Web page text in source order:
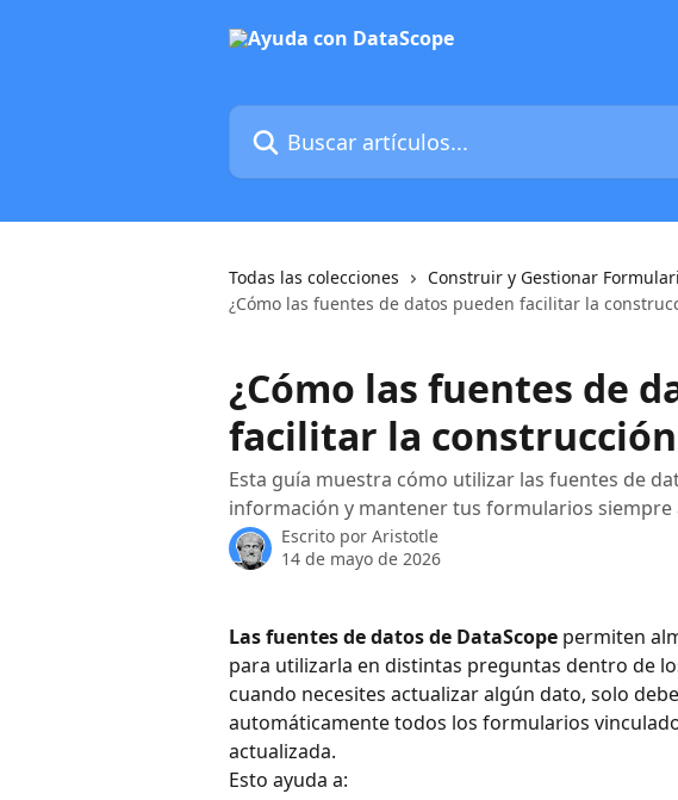
Buscar artículos...
Todas las colecciones Construir y Gestionar
¿Cómo las fuentes de datos pueden facilitar la
¿Cómo las fuentes de
facilitar la
Esta guía muestra cómo utilizar las fuentes de
información y mantener tus formularios siempre
Escrito por Aristotle
14 de mayo de 2026
Las fuentes de datos de DataScope permiten
para utilizarla en distintas preguntas dentro de
cuando necesites actualizar algún dato, solo
automáticamente todos los formularios
actualizada.
Esto ayuda a: